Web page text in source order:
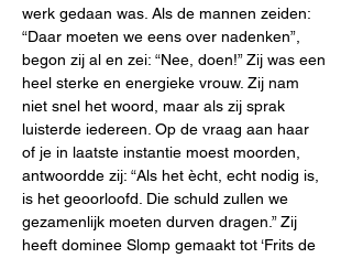
werk gedaan was. Als de mannen zeiden:
“Daar moeten we eens over nadenken”,
begon zij al en zei: “Nee, doen!” Zij was een
heel sterke en energieke vrouw. Zij nam
niet snel het woord, maar als zij sprak
luisterde iedereen. Op de vraag aan haar
of je in laatste instantie moest moorden,
antwoordde zij: “Als het ècht, echt nodig is,
is het geoorloofd. Die schuld zullen we
gezamenlijk moeten durven dragen.” Zij
heeft dominee Slomp gemaakt tot ‘Frits de